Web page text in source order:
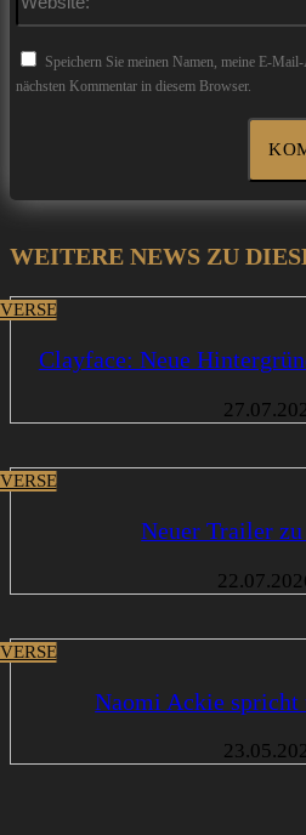
Speichern Sie meinen Namen, meine E-
nächsten Kommentar in diesem Browser.
WEITERE NEWS ZU
Clayface: Neue
Neuer Trailer
Naomi Ackie spricht